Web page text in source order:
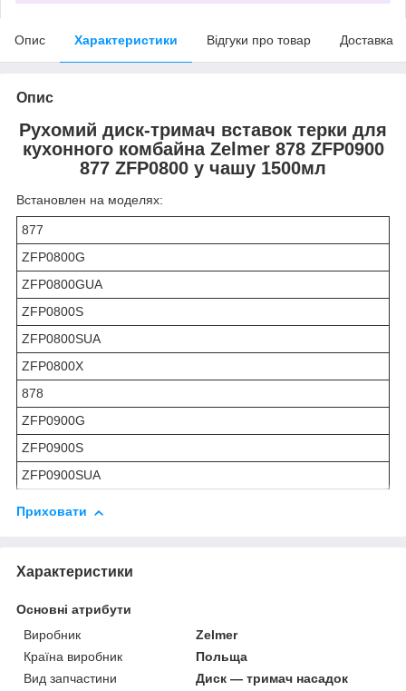
Опис Характеристики Відгуки про товар Доставка
Опис
Рухомий диск-тримач вставок терки для
кухонного комбайна Zelmer 878 ZFP0900
877 ZFP0800 у чашу 1500мл
Встановлен на моделях:
877
ZFP0800G
ZFP0800GUA
ZFP0800S
ZFP0800SUA
ZFP0800X
878
ZFP0900G
ZFP0900S
ZFP0900SUA
Приховати
Характеристики
Основні атрибути
Виробник
Zelmer
Країна виробник
Польща
Вид запчастини
Диск — тримач насадок